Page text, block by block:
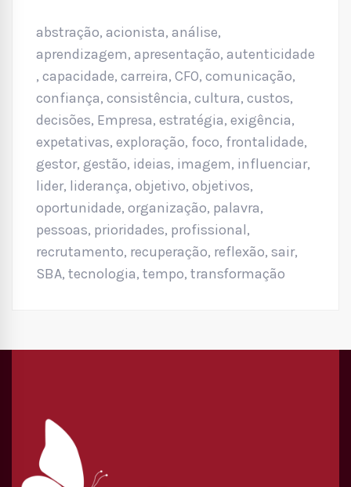
abstração, acionista, análise,
aprendizagem, apresentação, autenticidade
, capacidade, carreira, CFO, comunicação,
confiança, consistência, cultura, custos,
decisões, Empresa, estratégia, exigência,
expetativas, exploração, foco, frontalidade,
gestor, gestão, ideias, imagem, influenciar,
lider, liderança, objetivo, objetivos,
oportunidade, organização, palavra,
pessoas, prioridades, profissional,
recrutamento, recuperação, reflexão, sair,
SBA, tecnologia, tempo, transformação